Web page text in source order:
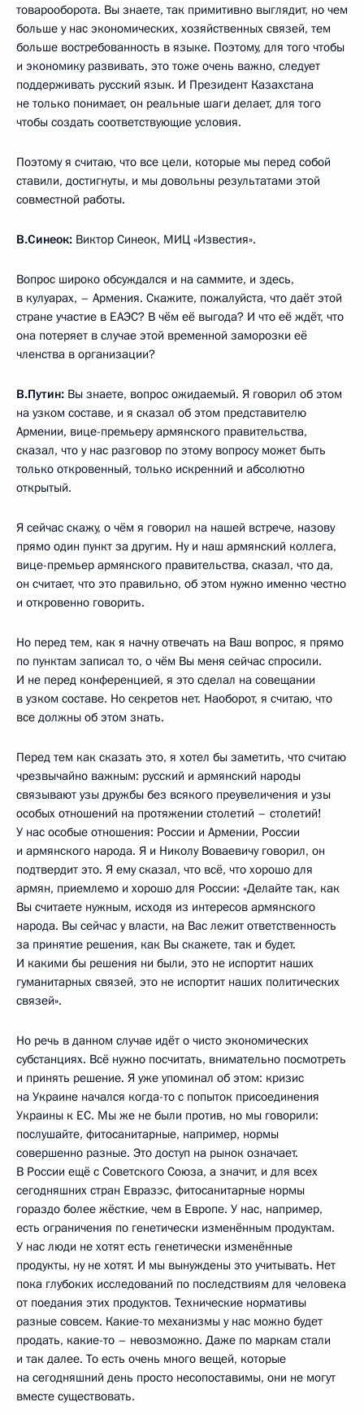
товарооборота. Вы знаете, так примитивно выглядит, но чем
больше у нас экономических, хозяйственных связей, тем
больше востребованность в языке. Поэтому, для того чтобы
и экономику развивать, это тоже очень важно, следует
поддерживать русский язык. И Президент Казахстана
не только понимает, он реальные шаги делает, для того
чтобы создать соответствующие условия.
Поэтому я считаю, что все цели, которые мы перед собой
ставили, достигнуты, и мы довольны результатами этой
совместной работы.
В.Синеок: Виктор Синеок, МИЦ «Известия».
Вопрос широко обсуждался и на саммите, и здесь,
в кулуарах, – Армения. Скажите, пожалуйста, что даёт этой
стране участие в ЕАЭС? В чём её выгода? И что её ждёт, что
она потеряет в случае этой временной заморозки её
членства в организации?
В.Путин: Вы знаете, вопрос ожидаемый. Я говорил об этом
на узком составе, и я сказал об этом представителю
Армении, вице-премьеру армянского правительства,
сказал, что у нас разговор по этому вопросу может быть
только откровенный, только искренний и абсолютно
открытый.
Я сейчас скажу, о чём я говорил на нашей встрече, назову
прямо один пункт за другим. Ну и наш армянский коллега,
вице-премьер армянского правительства, сказал, что да,
он считает, что это правильно, об этом нужно именно честно
и откровенно говорить.
Но перед тем, как я начну отвечать на Ваш вопрос, я прямо
по пунктам записал то, о чём Вы меня сейчас спросили.
И не перед конференцией, я это сделал на совещании
в узком составе. Но секретов нет. Наоборот, я считаю, что
все должны об этом знать.
Перед тем как сказать это, я хотел бы заметить, что считаю
чрезвычайно важным: русский и армянский народы
связывают узы дружбы без всякого преувеличения и узы
особых отношений на протяжении столетий – столетий!
У нас особые отношения: России и Армении, России
и армянского народа. Я и Николу Воваевичу говорил, он
подтвердит это. Я ему сказал, что всё, что хорошо для
армян, приемлемо и хорошо для России: «Делайте так, как
Вы считаете нужным, исходя из интересов армянского
народа. Вы сейчас у власти, на Вас лежит ответственность
за принятие решения, как Вы скажете, так и будет.
И какими бы решения ни были, это не испортит наших
гуманитарных связей, это не испортит наших политических
связей».
Но речь в данном случае идёт о чисто экономических
субстанциях. Всё нужно посчитать, внимательно посмотреть
и принять решение. Я уже упоминал об этом: кризис
на Украине начался когда-то с попыток присоединения
Украины к ЕС. Мы же не были против, но мы говорили:
послушайте, фитосанитарные, например, нормы
совершенно разные. Это доступ на рынок означает.
В России ещё с Советского Союза, а значит, и для всех
сегодняшних стран Евразэс, фитосанитарные нормы
гораздо более жёсткие, чем в Европе. У нас, например,
есть ограничения по генетически изменённым продуктам.
У нас люди не хотят есть генетически изменённые
продукты, ну не хотят. И мы вынуждены это учитывать. Нет
пока глубоких исследований по последствиям для человека
от поедания этих продуктов. Технические нормативы
разные совсем. Какие-то механизмы у нас можно будет
продать, какие-то – невозможно. Даже по маркам стали
и так далее. То есть очень много вещей, которые
на сегодняшний день просто несопоставимы, они не могут
вместе существовать.